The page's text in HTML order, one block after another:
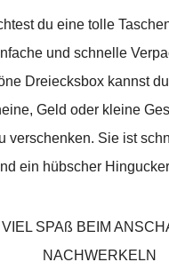
du eine tolle
und schnelle
Dreiecksbox kannst
Geld oder kleine
verschenken. Sie ist
ein hübscher
SPAß BEIM
NACHWERKELN